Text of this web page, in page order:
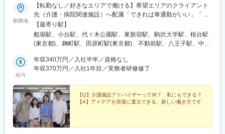
■業務の魅力
業界トップクラスの知名度があり、病院やクリニックからの信頼
も厚いため、提案がしやすい環境です。
患者さまの生活を守る必要とされる商材”だからこそやりがいを実
感しながら成長できます。
■入社後の流れ
座学にて会社の製品・サービスについて学んでいただき、OJTに
丁寧に教えていきます。医療の基礎知識や医療現場の方とのコミ
ュニケーションの取り方など未経験の方でも安心して成長できる
よう一つひとつフォローしていきます。
■組織構成
営業5名（20～40代）の方々が活躍しています！
勤務地
【転勤なし／好きなエリアで働ける】希望エリアのクライアント
先（介護・病院関連施設）へ配属「できれば車通勤がいい」「未
経験なので先輩スタッフと一緒に働きたい」等ご相談ください！
━━【配属エリア】━━＜1＞北海道・東北／北海道、岩手※、宮
城、福島＜2＞北関東／茨城、栃木、群馬＜3＞首都圏／東京、神
岡、岐阜＜6＞関西／大阪、京都、兵庫、和歌山、奈良※＜7＞中
四国／広島※、岡山※＜8＞九州／福岡、熊本※、長崎※、大分※、鹿
長期的に築くことができます！（※印のエリアは経験者のみ採用中
です）☆勤務地住所は一例となります。━━【転居希望者向けの
働き方も】━━将来的に地元を離れたい方は、半年ほど地元勤務
後、東京神奈川など首都圏への転勤も可能！移住支援制度（費用
会社負担）もあり、早期キャリアアップも見込めます！
【最寄り駅】
船堀駅、小台駅、代々木公園駅、東新宿駅、駒沢大学駅、桜台駅
(東京都)、麹町駅、田原町駅(東京都)、不動前駅、八王子駅、中野
駅(函館本線)、新道東駅、西２８丁目駅、郡山駅(福島県)、愛子
駅、北仙台駅、泉中央駅、作並駅、境町駅、高崎駅、東武宇都宮
駅、和光市駅、岩槻駅、志久駅、戸塚安行駅、久喜駅、浜野駅、
六実駅、常盤平駅、みどり台駅、柏駅、小机駅、古淵駅、高座渋
谷駅、横浜駅、辻堂駅、淵野辺駅、いずみ中央駅、越後赤塚駅、
新潟駅、見附駅、名鉄岐阜駅、松本駅、積志駅、東静岡駅、桜橋
駅(静岡県)、小垣江駅、北新川駅、神領駅、名鉄名古屋駅、小野駅
給与
年収340万円／入社半年／資格なし
年収370万円／入社1年目／実務者研修修了
【Q】介護施設アドバイザーって何？ 私にもできる？
【A】アイデアを現場に還元できる、新しい働き方です